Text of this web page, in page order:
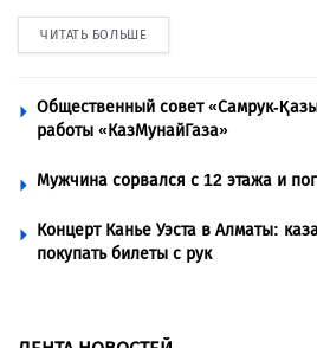
ЧИТАТЬ БОЛЬШЕ
Общественный совет «Самрук-
работы «КазМунайГаза»
Мужчина сорвался с 12 этажа и
Концерт Канье Уэста в Алматы:
покупать билеты с рук